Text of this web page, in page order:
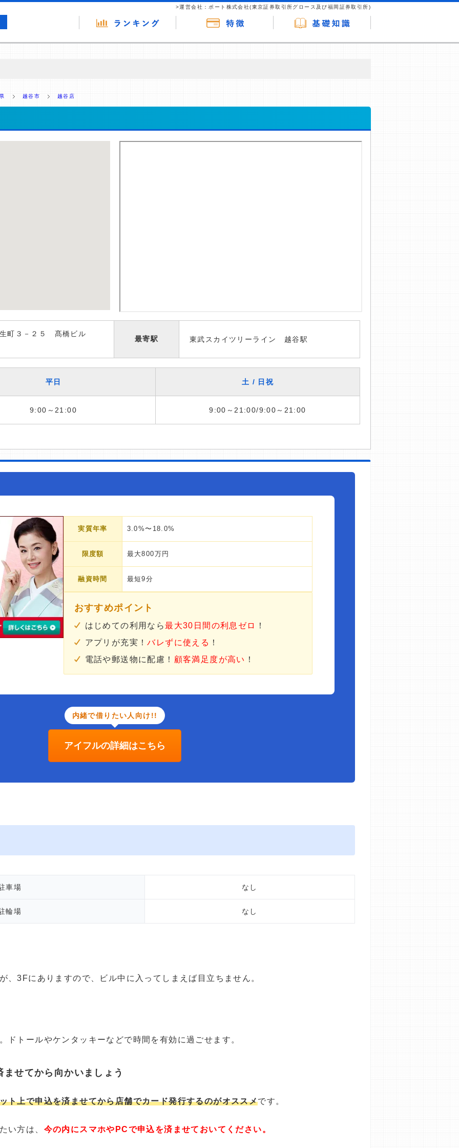
>運営会社：ポート株式会社(東京証券取引所グロース及び福岡証券取引所)
供を行っています。
越谷市 越谷店
町３－２５ 髙橋ビル
最寄駅 東武スカイツリーライン 越谷駅
平日 土 / 日祝
9:00～21:00 9:00～21:00/9:00～21:00
実質年率 3.0%〜18.0%
限度額 最大800万円
融資時間 最短9分
おすすめポイント
はじめての利用なら最大30日間の利息ゼロ
！
アプリが充実！バレずに使える ！
電話や郵送物に配慮！ 顧客満足度が高い ！
内緒で借りたい人向け!!
アイフルの詳細はこちら
車場 なし
輪場 なし
、3Fにありますので、ビル中に入ってしまえば目立ちません。
ドトールやケンタッキーなどで時間を有効に過ごせます。
せてから向かいましょう
ト上で申込を済ませてから店舗でカード発行するのがオススメです。
い方は、 今の内にスマホやPCで申込を済ませておいてください。